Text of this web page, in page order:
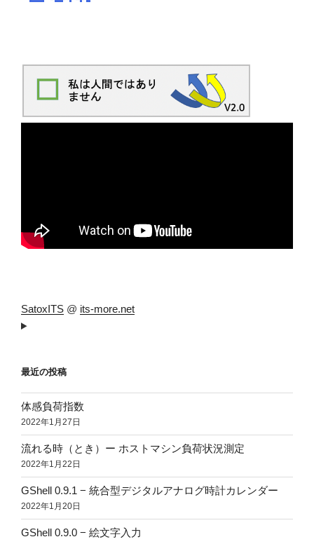
SatoxITS @ its-more.net
最近の投稿
体感負荷指数
2022年1月27日
流れる時（とき）ー ホストマシン負荷状況測定
2022年1月22日
GShell 0.9.1 − 統合型デジタルアナログ時計カレンダー
2022年1月20日
GShell 0.9.0 − 絵文字入力